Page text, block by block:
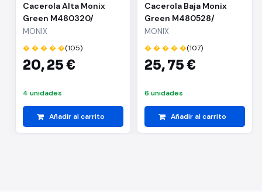
Cacerola Alta Monix
Green M480320/
Ø20cm/ Aluminio
forjado/ Apta para
Inducción
MONIX
� � � � �(105)
20,25 €
4 unidades
Añadir al carrito
Cacerola Baja Monix
Green M480528/
Ø28cm/ Aluminio
forjado/ Apta para
Inducción
MONIX
� � � � �(107)
25,75 €
6 unidades
Añadir al carrito